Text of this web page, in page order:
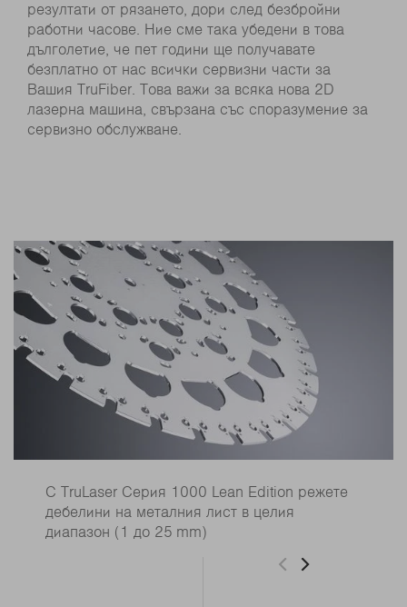
резултати от рязането, дори след безбройни
работни часове. Ние сме така убедени в това
дълголетие, че пет години ще получавате
безплатно от нас всички сервизни части за
Вашия TruFiber. Това важи за всяка нова 2D
лазерна машина, свързана със споразумение за
сервизно обслужване.
С TruLaser Серия 1000 Lean Edition режете
дебелини на металния лист в целия
диапазон (1 до 25 mm)